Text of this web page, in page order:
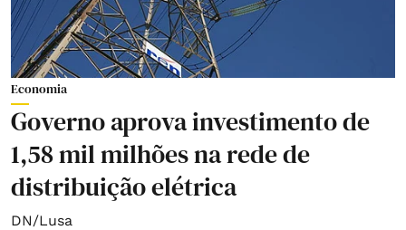
Economia
Governo aprova investimento de
1,58 mil milhões na rede de
distribuição elétrica
DN/Lusa